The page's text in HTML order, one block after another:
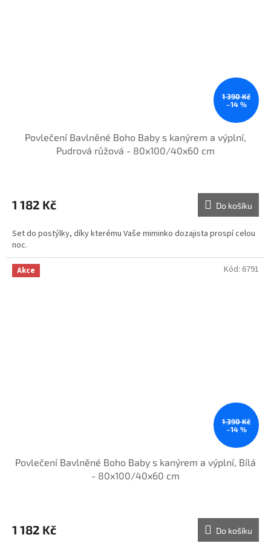
1 390 Kč
–14 %
Povlečení Bavlněné Boho Baby s kanýrem a výplní,
Pudrová růžová - 80x100/40x60 cm
1 182 Kč Do košíku
Set do postýlky, díky kterému Vaše miminko dozajista prospí celou
noc.
Akce
1 390 Kč
–14 %
Povlečení Bavlněné Boho Baby s kanýrem a výplní, Bílá
- 80x100/40x60 cm
1 182 Kč Do košíku
Kód: 6791